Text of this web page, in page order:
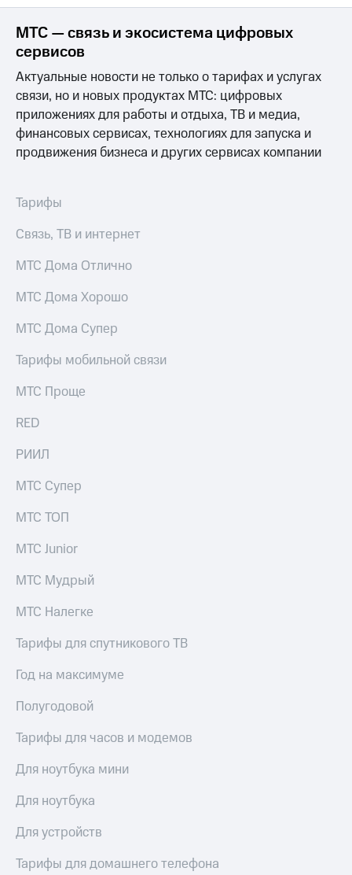
МТС
о технологиях
Достижения
Интервью
Финансовая
отчетность
Корпоративное
секретарь
Раскрытие
информации
акционерам
Документы
кабинет
Акционерный
Контроль
аудит
акций
Описание
Программа
приобретения
Порядок
выкупа
акций
Рынок
облигаций
Еврооблигации-2023
о
именных
МТС — связь и экосистема цифровых
сервисов
Актуальные новости не только о тарифах и услугах
связи, но и новых продуктах МТС: цифровых
приложениях для работы и отдыха, ТВ и медиа,
финансовых сервисах, технологиях для запуска и
продвижения бизнеса и других сервисах компании
Тарифы
Связь, ТВ и интернет
МТС Дома Отлично
МТС Дома Хорошо
МТС Дома Супер
Тарифы мобильной связи
МТС Проще
RED
РИИЛ
МТС Супер
МТС ТОП
МТС Junior
МТС Мудрый
МТС Налегке
Тарифы для спутникового ТВ
Год на максимуме
Полугодовой
Тарифы для часов и модемов
Для ноутбука мини
Для ноутбука
Для устройств
Тарифы для домашнего телефона